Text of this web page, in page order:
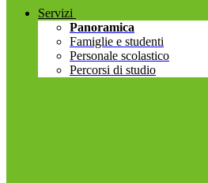
Servizi
Panoramica
Famiglie e studenti
Personale scolastico
Percorsi di studio